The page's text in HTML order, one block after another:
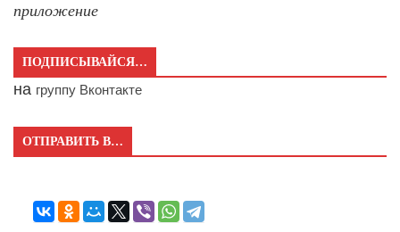
приложение
ПОДПИСЫВАЙСЯ…
на группу Вконтакте
ОТПРАВИТЬ В…